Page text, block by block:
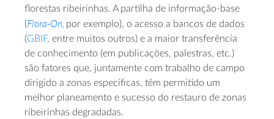
florestas ribeirinhas. A partilha de informação-base
(Flora-On, por exemplo), o acesso a bancos de dados
(GBIF, entre muitos outros) e a maior transferência
de conhecimento (em publicações, palestras, etc.)
são fatores que, juntamente com trabalho de campo
dirigido a zonas específicas, têm permitido um
melhor planeamento e sucesso do restauro de zonas
ribeirinhas degradadas.